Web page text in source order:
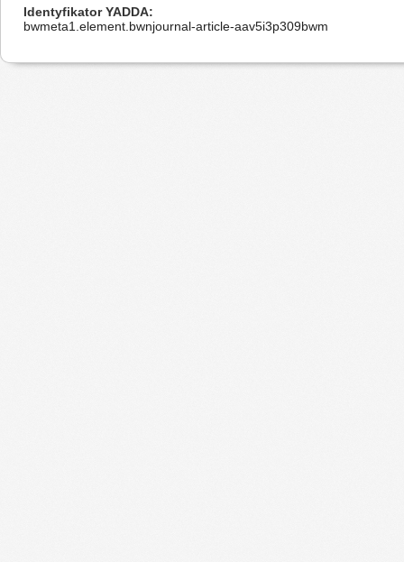
Identyfikator YADDA
bwmeta1.element.bwnjournal-article-aav5i3p309bwm